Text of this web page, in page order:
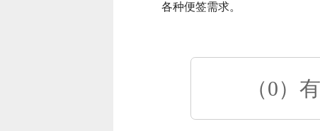
各种便签需求。
（0）